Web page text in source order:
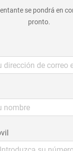
se pondrá en
pronto.